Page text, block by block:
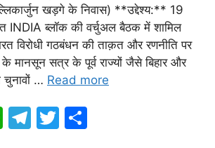
खड़गे के निवास) **उद्देश्य:** 19
INDIA ब्लॉक की वर्चुअल बैठक में शामिल
विरोधी गठबंधन की ताक़त और रणनीति पर
के मानसून सत्र के पूर्व राज्यों जैसे बिहार और
चुनावों … Read more
W T
T